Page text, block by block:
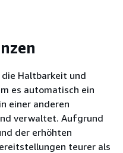
Haltbarkeit und
es automatisch ein
einer anderen
verwaltet. Aufgrund
der erhöhten
teurer als